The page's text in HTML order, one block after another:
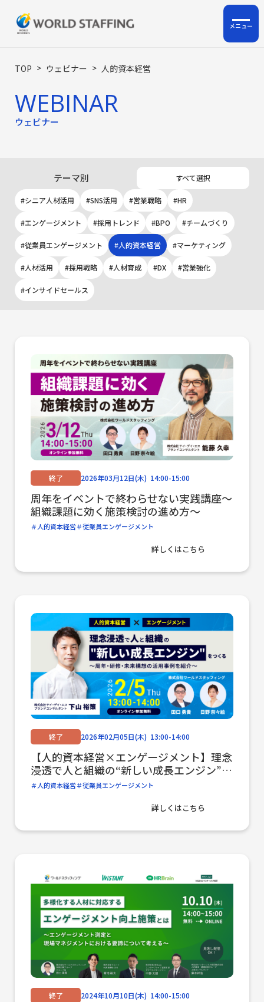
ホーム
私たちについて
企業情報
ロジスティクス支援
HRサポート事業
人材派遣・人材紹介・BPO
インサイドセールス代行
ウェビナー情報
新着情報
お問い合わせ
資料請求
免責事項
倉庫業法に基づく倉庫業に関する情報の開示​
IS factory magazine SDGsプロジェクト
TOP > ウェビナー > 人的資本経営
WEBINAR
ウェビナー
テーマ別 すべて選択
シニア人材活用 SNS活用 営業戦略 HR
エンゲージメント 採用トレンド BPO チームづくり
従業員エンゲージメント 人的資本経営 マーケティング
人材活用 採用戦略 人材育成 DX 営業強化
インサイドセールス
終了 2026年03月12日(木) 14:00-15:00
周年をイベントで終わらせない実践講座〜
組織課題に効く施策検討の進め方〜
人的資本経営 従業員エンゲージメント
詳しくはこちら
終了 2026年02月05日(木) 13:00-14:00
【人的資本経営×エンゲージメント】理念
浸透で人と組織の“新しい成長エンジン”を
つくる ～周年・研修・未来構想の活用事
人的資本経営 従業員エンゲージメント
詳しくはこちら
終了 2024年10月10日(木) 14:00-15:00